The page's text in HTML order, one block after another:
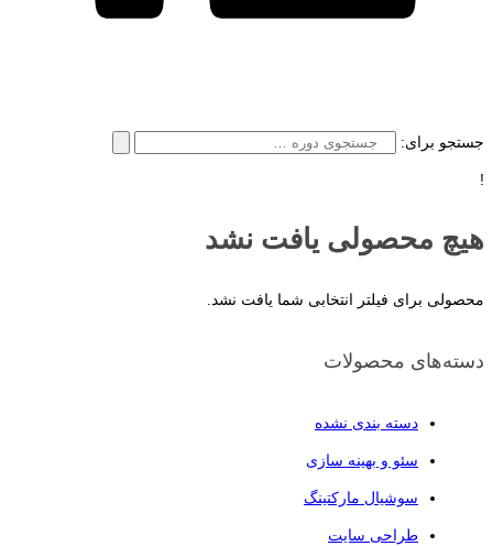
جستجو برای:
!
هیچ محصولی یافت نشد
محصولی برای فیلتر انتخابی شما یافت نشد.
دسته‌های محصولات
دسته بندی نشده
سئو و بهینه سازی
سوشیال مارکتینگ
طراحی سایت